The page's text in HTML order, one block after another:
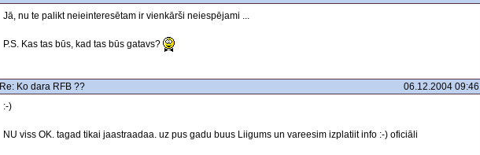
Jā, nu te palikt neieinteresētam ir vienkārši neiespējami ...
P.S. Kas tas būs, kad tas būs gatavs?
Re: Ko dara RFB ??
06.12.2004 09:46
:-)
NU viss OK. tagad tikai jaastraadaa. uz pus gadu buus Liigums un vareesim izplatiit info :-) oficiāli